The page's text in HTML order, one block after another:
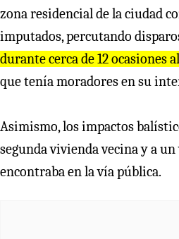
zona residencial de la ciudad
imputados, percutando
durante cerca de 12
que tenía moradores en su
Asimismo, los impactos
segunda vivienda vecina y a
encontraba en la vía pública.